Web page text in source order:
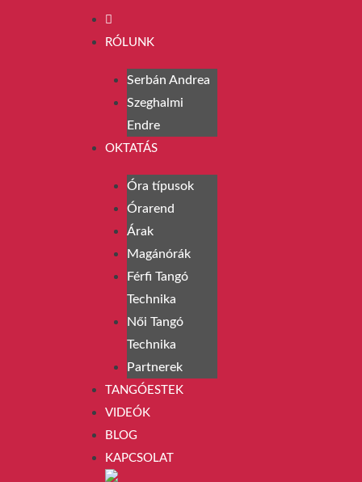
RÓLUNK
Serbán Andrea
Szeghalmi
Endre
OKTATÁS
Óra típusok
Órarend
Árak
Magánórák
Férfi Tangó
Technika
Női Tangó
Technika
Partnerek
TANGÓESTEK
VIDEÓK
BLOG
KAPCSOLAT